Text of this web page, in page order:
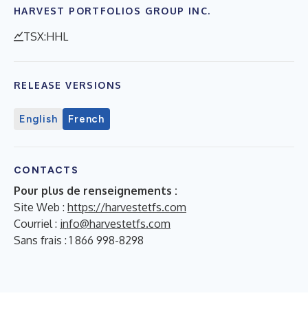
HARVEST PORTFOLIOS GROUP INC.
TSX:HHL
RELEASE VERSIONS
English French
CONTACTS
Pour plus de renseignements :
Site Web : https://harvestetfs.com
Courriel : info@harvestetfs.com
Sans frais : 1 866 998-8298